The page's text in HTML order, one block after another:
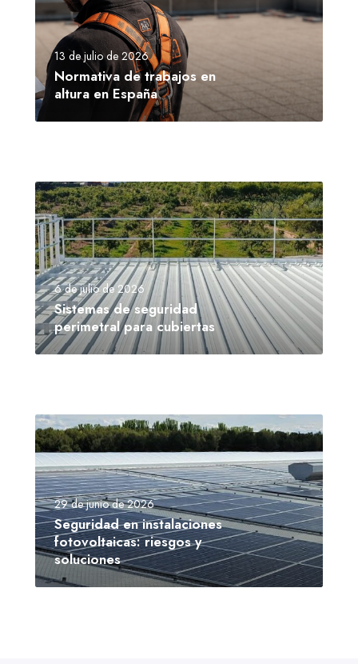
13 de julio de 2026
Normativa de trabajos en
altura en España
6 de julio de 2026
Sistemas de seguridad
perimetral para cubiertas
29 de junio de 2026
Seguridad en instalaciones
fotovoltaicas: riesgos y
soluciones